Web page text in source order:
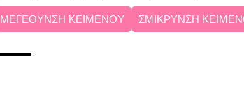
ΜΕΓΕΘΥΝΣΗ ΚΕΙΜΕΝΟΥ ΣΜΙΚΡΥΝΣΗ